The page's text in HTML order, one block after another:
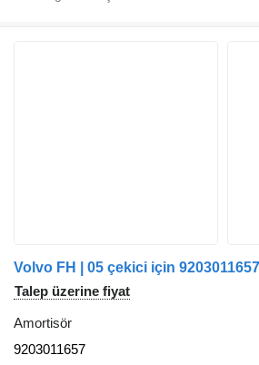
Volvo FH | 05 çekici için
Talep üzerine fiyat
Amortisör
9203011657